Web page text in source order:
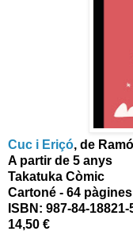
Cuc i Eriçó, de
A partir de 5 anys
Takatuka Còmic
Cartoné - 64
ISBN: 987-84-18821-
14,50 €